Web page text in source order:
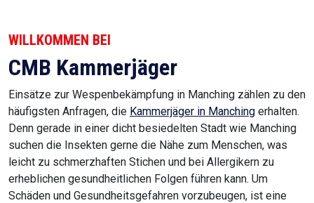
WILLKOMMEN BEI
CMB Kammerjäger
Einsätze zur Wespenbekämpfung in Manching zählen zu den
häufigsten Anfragen, die Kammerjäger in Manching erhalten.
Denn gerade in einer dicht besiedelten Stadt wie Manching
suchen die Insekten gerne die Nähe zum Menschen, was
leicht zu schmerzhaften Stichen und bei Allergikern zu
erheblichen gesundheitlichen Folgen führen kann. Um
Schäden und Gesundheitsgefahren vorzubeugen, ist eine